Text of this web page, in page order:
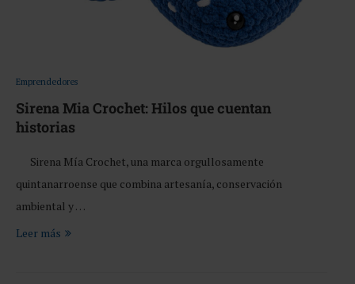
Emprendedores
Sirena Mia Crochet: Hilos que cuentan
historias
Sirena Mía Crochet, una marca orgullosamente
quintanarroense que combina artesanía, conservación
ambiental y …
Leer más